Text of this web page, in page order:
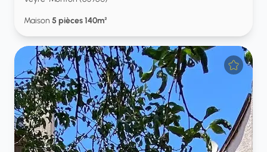
Maison 5 pièces 140m²